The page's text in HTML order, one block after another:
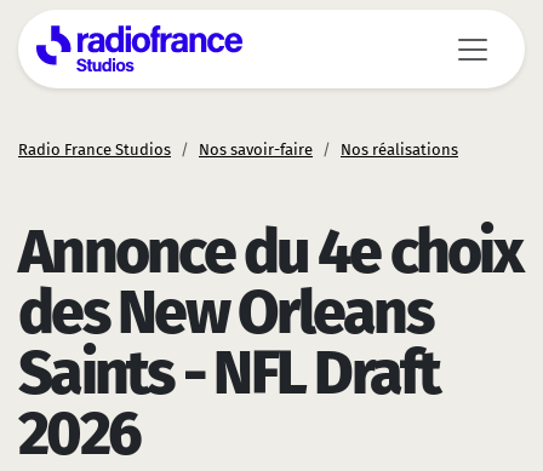
Aller au contenu principal
Radio France Studios Nos savoir-faire Nos réalisations
Annonce du 4e choix
des New Orleans
Saints - NFL Draft
2026